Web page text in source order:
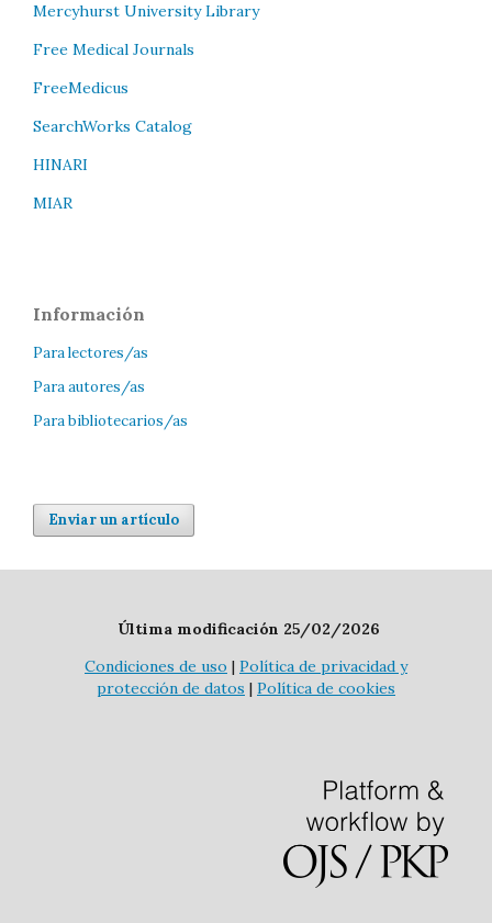
Mercyhurst University Library
Free Medical Journals
FreeMedicus
SearchWorks Catalog
HINARI
MIAR
Información
Para lectores/as
Para autores/as
Para bibliotecarios/as
Enviar un artículo
Última modificación 25/02/2026
Condiciones de uso | Política de privacidad y
protección de datos | Política de cookies